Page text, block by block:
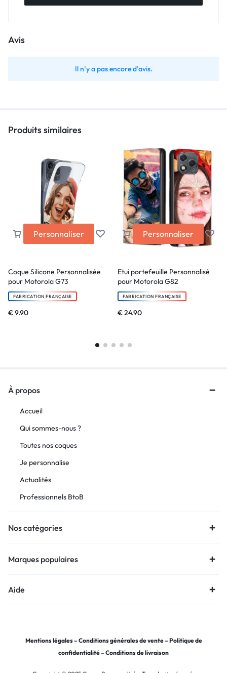
Avis
Il n’y a pas encore d’avis.
Produits similaires
Personnaliser
Coque Silicone Personnalisée
pour Motorola G73
FABRICATION FRANÇAISE
€9.90
Personnaliser
Etui portefeuille Personnalisé
pour Motorola G82
FABRICATION FRANÇAISE
€24.90
À propos
Accueil
Qui sommes-nous ?
Toutes nos coques
Je personnalise
Actualités
Professionnels BtoB
Nos catégories
Marques populaires
Aide
Mentions légales –Conditions générales de vente–Politique de
confidentialité–Conditions de livraison